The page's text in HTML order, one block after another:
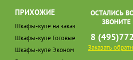
ПРИХОЖИЕ
Шкафы-купе на заказ
Шкафы-купе Готовые
Шкафы-купе Эконом
ОСТАЛИСЬ
8
Заказать